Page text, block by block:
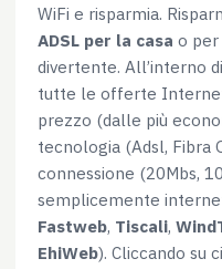
WiFi e risparmia.
ADSL per la casa o per
divertente. All’interno
tutte le offerte
prezzo (dalle più
tecnologia (Adsl, Fibra
connessione (20Mbs,
semplicemente
Fastweb, Tiscali,
EhiWeb). Cliccando su